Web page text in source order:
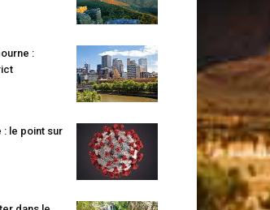
:
: le point sur